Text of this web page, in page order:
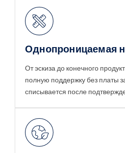
Однопроницаемая
От эскиза до конечного
полную поддержку без платы
списывается после